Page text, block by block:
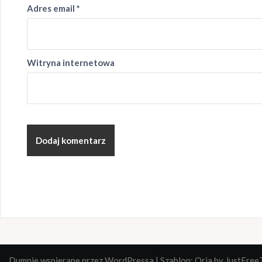
Adres email *
Witryna internetowa